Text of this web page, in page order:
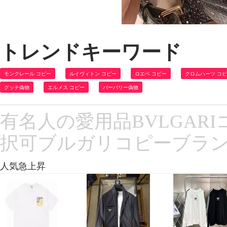
トレンドキーワード
モンクレール コピー ルイヴィトン コピー ロエベ コピー クロムハーツ コ
グッチ偽物 エルメス コピー バーバリー偽物
有名人の愛用品BVLGARI
択可ブルガリコピーブラ
人気急上昇